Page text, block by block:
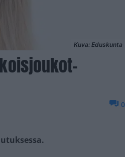
Kuva: Eduskunta
0